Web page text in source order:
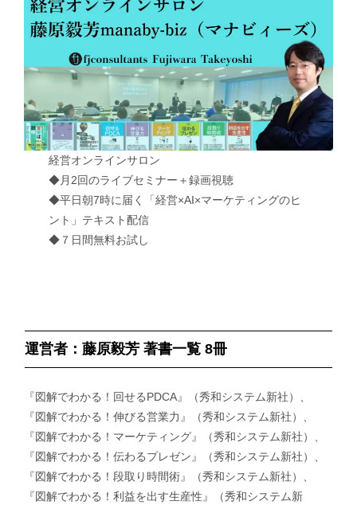
経営オンラインサロン
◆月2回のライブセミナー＋録画視聴
◆平日朝7時に届く「経営×AI×マーケティングのヒ
ント」テキスト配信
◆７日間無料お試し
運営者：藤原毅芳 著書一覧 8冊
『図解でわかる！回せるPDCA』（秀和システム新社）、
『図解でわかる！伸びる営業力』（秀和システム新社）、
『図解でわかる！マーケティング』（秀和システム新社）、
『図解でわかる！伝わるプレゼン』（秀和システム新社）、
『図解でわかる！段取り時間術』（秀和システム新社）、
『図解でわかる！利益を出す生産性』（秀和システム新